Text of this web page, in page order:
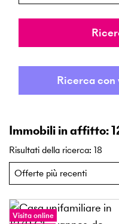
Raggio
Ricerca con
Immobili in affitto:
Risultati della ricerca: 18
Visita online